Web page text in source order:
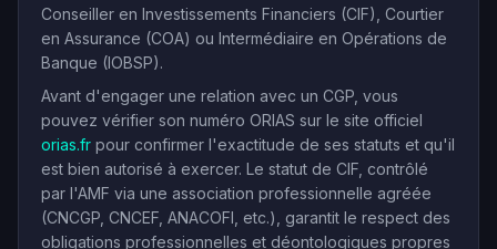
Conseiller en Investissements Financiers (CIF), Courtier
en Assurance (COA) ou Intermédiaire en Opérations de
Banque (IOBSP).
Avant d'engager une relation avec un CGP, vous
pouvez vérifier son numéro ORIAS sur le site officiel
orias.fr pour confirmer l'exactitude de ses statuts et qu'il
est bien autorisé à exercer. Le statut de CIF, contrôlé
par l'AMF via une association professionnelle agréée
(CNCGP, CNCEF, ANACOFI, etc.), garantit le respect des
obligations professionnelles et déontologiques propres